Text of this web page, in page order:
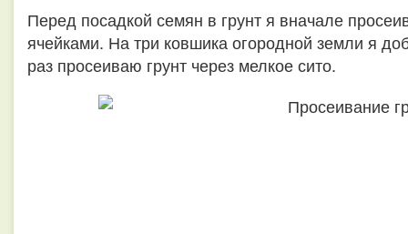
Перед посадкой семян в грунт я вначале
ячейками. На три ковшика огородной земли я
раз просеиваю грунт через мелкое сито.